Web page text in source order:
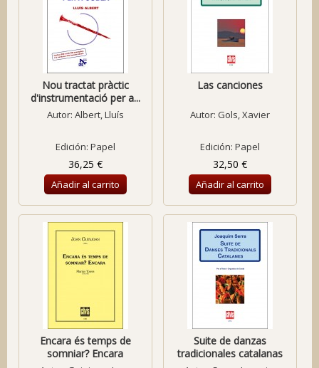
Nou tractat pràctic
d'instrumentació per a...
Autor: Albert, Lluís
Edición: Papel
36,25 €
Añadir al carrito
Las canciones
Autor: Gols, Xavier
Edición: Papel
32,50 €
Añadir al carrito
Encara és temps de
somniar? Encara
Suite de danzas
tradicionales catalanas